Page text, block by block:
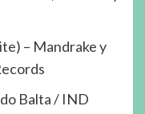
– Mandrake y
Balta / IND